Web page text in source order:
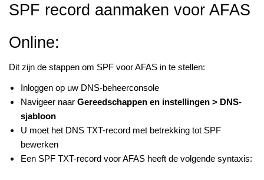
SPF record aanmaken voor AFAS
Online:
Dit zijn de stappen om SPF voor AFAS in te stellen:
Inloggen op uw DNS-beheerconsole
Navigeer naar Gereedschappen en instellingen > DNS-
sjabloon
U moet het DNS TXT-record met betrekking tot SPF
bewerken
Een SPF TXT-record voor AFAS heeft de volgende syntaxis: